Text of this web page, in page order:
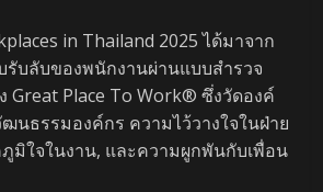
in Thailand 2025 ได้มาจาก
รับลับของพนักงานผ่านแบบสำรวจ
Great Place To Work® ซึ่งวัดองค์
นธรรมองค์กร ความไว้วางใจในฝ่าย
มิใจในงาน, และความผูกพันกับเพื่อน